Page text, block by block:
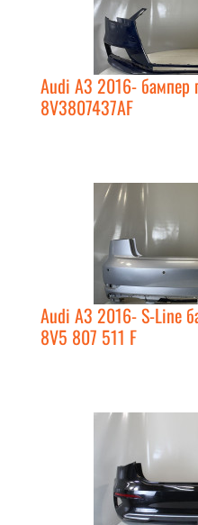
Audi A3 2016-
8V3807437AF
Audi A3 2016- S-Line
8V5 807 511 F